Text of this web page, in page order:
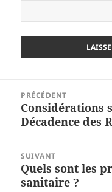
l’article
PRÉCÉDENT
Article
précédent :
Considérations
Décadence des
SUIVANT
Article
suivant :
Quels sont les
sanitaire ?